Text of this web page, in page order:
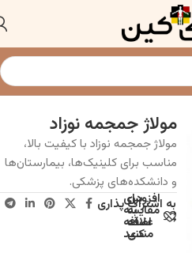
مولاژ جمجمه نوزاد
مولاژ جمجمه نوزاد با کیفیت بالا،
مناسب برای کلینیک‌ها، بیمارستان‌ها
و دانشکده‌های پزشکی.
برای
مقایسه
اضافه
کنید
افزودن
به
علاقه
مندی
به اشتراک پذاری